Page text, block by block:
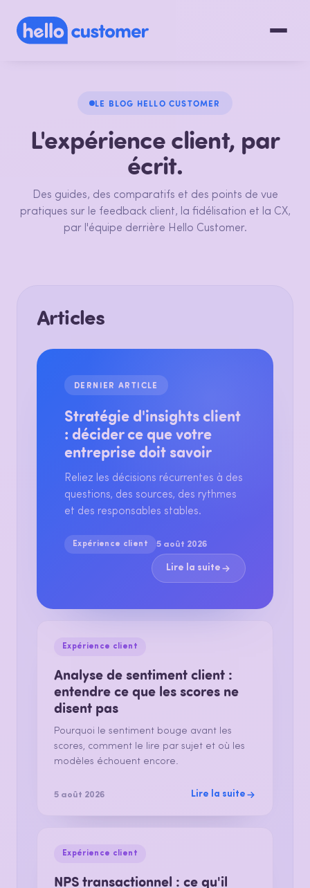
LE BLOG HELLO CUSTOMER
L'expérience client, par
écrit.
Des guides, des comparatifs et des points de vue
pratiques sur le feedback client, la fidélisation et la CX,
par l'équipe derrière Hello Customer.
Articles
DERNIER ARTICLE
Stratégie d'insights client
: décider ce que votre
entreprise doit savoir
Reliez les décisions récurrentes à des
questions, des sources, des rythmes
et des responsables stables.
Expérience client 5 août 2026
Lire la suite
Expérience client
Analyse de sentiment client :
entendre ce que les scores ne
disent pas
Pourquoi le sentiment bouge avant les
scores, comment le lire par sujet et où les
modèles échouent encore.
5 août 2026 Lire la suite
Expérience client
NPS transactionnel : ce qu'il